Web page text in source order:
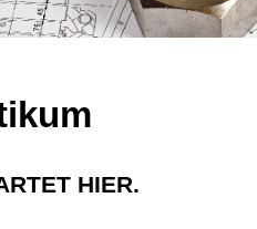
HIER.